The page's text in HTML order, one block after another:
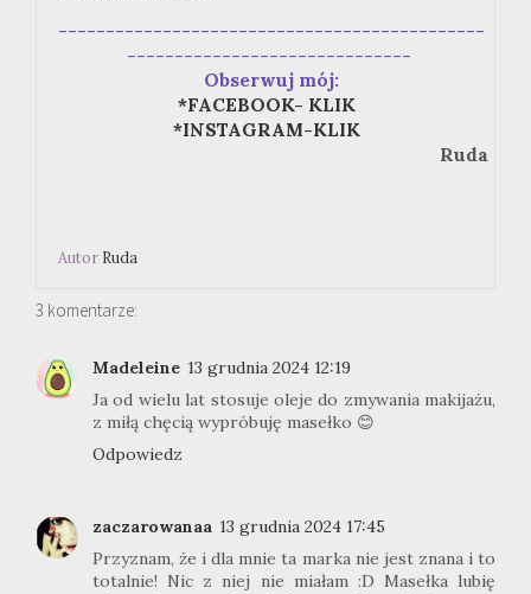
---------------------------------------------
------------------------------
Obserwuj mój:
*FACEBOOK- KLIK
*INSTAGRAM-KLIK
Ruda
Autor Ruda
3 komentarze:
Madeleine 13 grudnia 2024 12:19
Ja od wielu lat stosuje oleje do zmywania makijażu,
z miłą chęcią wypróbuję masełko 😊
Odpowiedz
zaczarowanaa 13 grudnia 2024 17:45
Przyznam, że i dla mnie ta marka nie jest znana i to
totalnie! Nic z niej nie miałam :D Masełka lubię